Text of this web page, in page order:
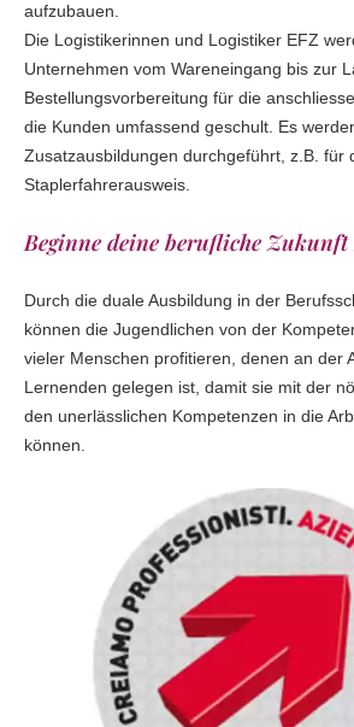
aufzubauen.
Die Logistikerinnen und Logistiker EFZ
Unternehmen vom Wareneingang bis zur
Bestellungsvorbereitung für die
die Kunden umfassend geschult. Es
Zusatzausbildungen durchgeführt, z.B. für
Staplerfahrerausweis.
Beginne deine berufliche Zukunft
Durch die duale Ausbildung in der
können die Jugendlichen von der
vieler Menschen profitieren, denen an der
Lernenden gelegen ist, damit sie mit der
den unerlässlichen Kompetenzen in die
können.